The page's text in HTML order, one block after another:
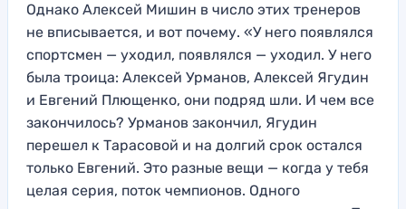
Однако Алексей Мишин в число этих тренеров
не вписывается, и вот почему. «У него появлялся
спортсмен — уходил, появлялся — уходил. У него
была троица: Алексей Урманов, Алексей Ягудин
и Евгений Плющенко, они подряд шли. И чем все
закончилось? Урманов закончил, Ягудин
перешел к Тарасовой и на долгий срок остался
только Евгений. Это разные вещи — когда у тебя
целая серия, поток чемпионов. Одного